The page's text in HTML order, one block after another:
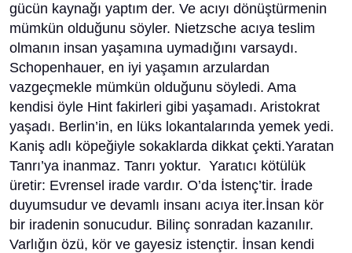
gücün kaynağı yaptım der. Ve acıyı dönüştürmenin
mümkün olduğunu söyler. Nietzsche acıya teslim
olmanın insan yaşamına uymadığını varsaydı.
Schopenhauer, en iyi yaşamın arzulardan
vazgeçmekle mümkün olduğunu söyledi. Ama
kendisi öyle Hint fakirleri gibi yaşamadı. Aristokrat
yaşadı. Berlin’in, en lüks lokantalarında yemek yedi.
Kaniş adlı köpeğiyle sokaklarda dikkat çekti.Yaratan
Tanrı’ya inanmaz. Tanrı yoktur. Yaratıcı kötülük
üretir: Evrensel irade vardır. O’da İstenç’tir. İrade
duyumsudur ve devamlı insanı acıya iter.İnsan kör
bir iradenin sonucudur. Bilinç sonradan kazanılır.
Varlığın özü, kör ve gayesiz istençtir. İnsan kendi